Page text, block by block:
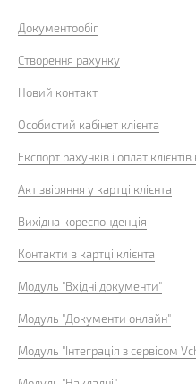
Документообіг
Створення рахунку
Новий контакт
Особистий кабінет клієнта
Експорт рахунків і оплат клієнтів
Акт звіряння у картці клієнта
Вихідна кореспонденція
Контакти в картці клієнта
Модуль "Вхідні документи"
Модуль "Документи онлайн"
Модуль "Інтеграція з сервісом